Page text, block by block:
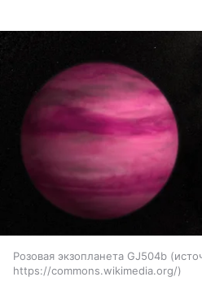
Розовая экзопланета GJ504b
https://commons.wikimedia.org/